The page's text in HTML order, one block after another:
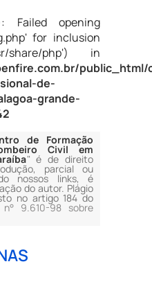
Failed opening
for inclusion
share/php') in
public_html/
de-
grande-
de Formação
Civil em
" é de direito
parcial ou
nossos links, é
do autor. Plágio
no artigo 184 do
n° 9.610-98 sobre